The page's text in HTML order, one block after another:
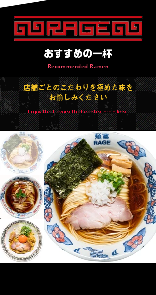
​おすすめの一杯
Recommended Ramen
店舗ごとのこだわりを極めた味を
お愉しみください
Enjoy the flavors that each store offers.